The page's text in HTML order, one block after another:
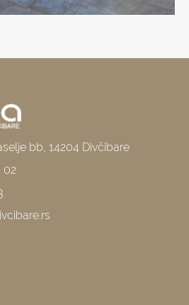
bb, 14204 Divčibare
02